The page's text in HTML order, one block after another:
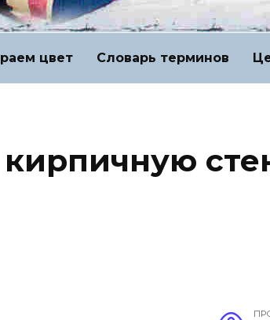
цвет Словарь терминов